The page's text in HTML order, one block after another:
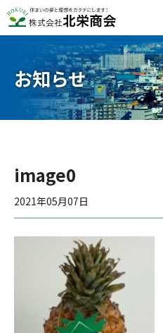
お知らせ
image0
2021年05月07日